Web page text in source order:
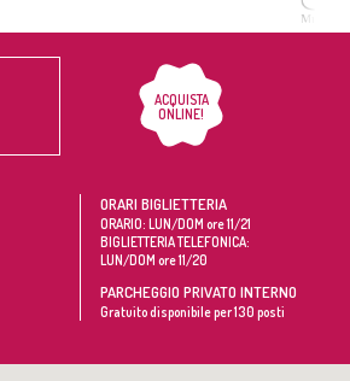
ACQUISTA
ONLINE!
ORARI BIGLIETTERIA
ORARIO: LUN/DOM ore 11/21
BIGLIETTERIA TELEFONICA:
LUN/DOM ore 11/20
PARCHEGGIO PRIVATO INTERNO
Gratuito disponibile per 130 posti